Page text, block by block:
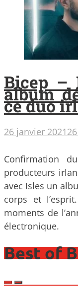
Bicep –
album
ce duo
26 janvier 2021
Confirmation
producteurs
avec Isles un
corps et
moments de
électronique.
Best of